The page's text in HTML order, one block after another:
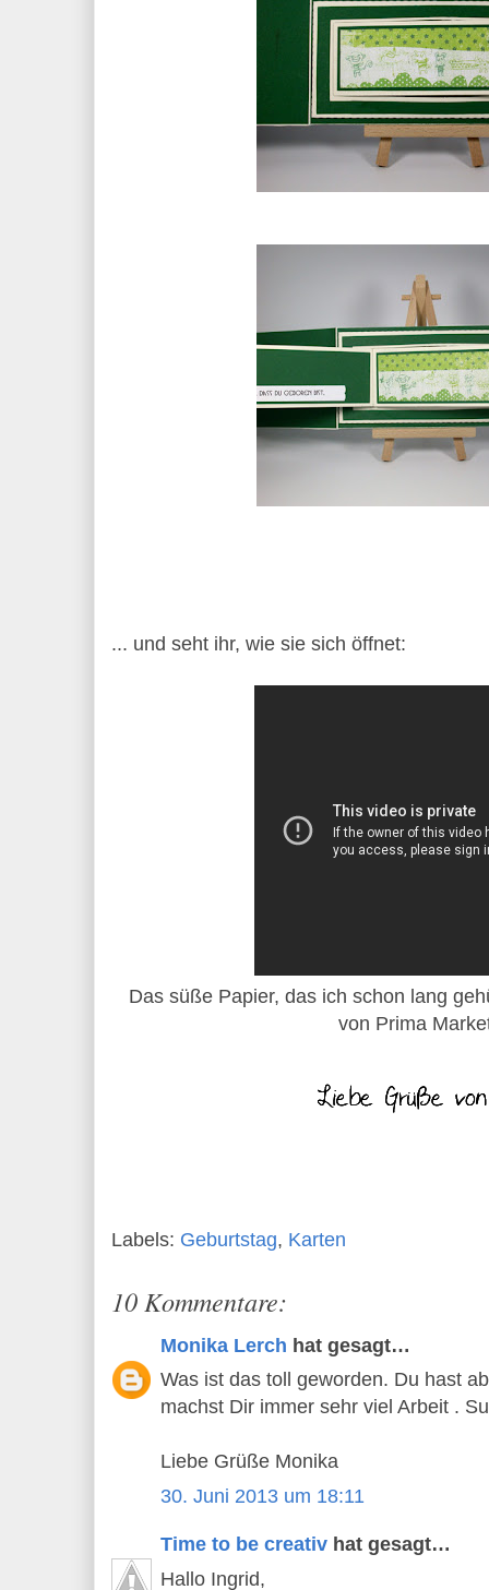
... und seht ihr, wie sie sich öffnet:
Das süße Papier, das ich schon lang
von Prima
Labels: Geburtstag, Karten
10 Kommentare:
Monika Lerch hat gesagt…
Was ist das toll geworden. Du hast
machst Dir immer sehr viel Arbeit .
Liebe Grüße Monika
30. Juni 2013 um 18:11
Time to be creativ hat gesagt…
Hallo Ingrid,